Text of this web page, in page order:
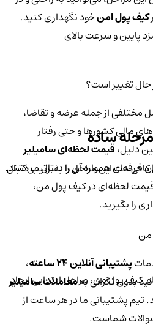
کیف پول امنخود نگهداری کنید.
پایین و سرعت بالای
تغییر است؟
مختلفی از جمله عرضه و تقاضا،
مالی کشورها و حتی رفتار
دلیل،قیمت لحظه‌ای سامیلیر
حرفه‌ای همواره آن را دنبال می‌کنند.
لحظه‌ای در کیف پول من،
را بگیرید.
پشتیبانی آنلاین ۲۴ ساعته
،
بدون نگرانی بهمعاملات سامیلیر
تیم پشتیبانی ما در هر ساعت از
شماست.
این مراحل را به‌ترتیب دنبال
کیف‌ پول من، مراحل ابتدایی ایجاد